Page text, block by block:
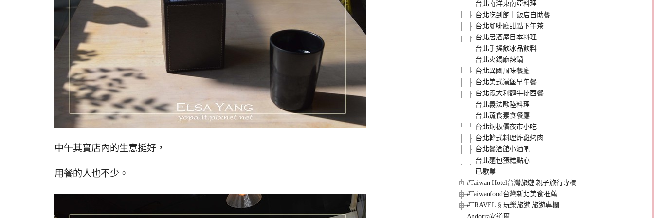
中午其實店內的生意挺好，
用餐的人也不少。
台北南洋東南亞料理
台北吃到飽｜飯店自助餐
台北咖啡廳甜點下午茶
台北居酒屋日本料理
台北手搖飲冰品飲料
台北火鍋麻辣鍋
台北異國風味餐廳
台北美式漢堡早午餐
台北義大利麵牛排西餐
台北義法歐陸料理
台北蔬食素食餐廳
台北銅板價夜市小吃
台北韓式料理炸雞烤肉
台北餐酒館小酒吧
台北麵包蛋糕點心
已歇業
#Taiwan Hotel台灣旅遊|親子旅行專欄
#Taiwanfood台灣新北美食推薦
#TRAVEL § 玩樂旅遊|旅遊專欄
Andorra安道爾